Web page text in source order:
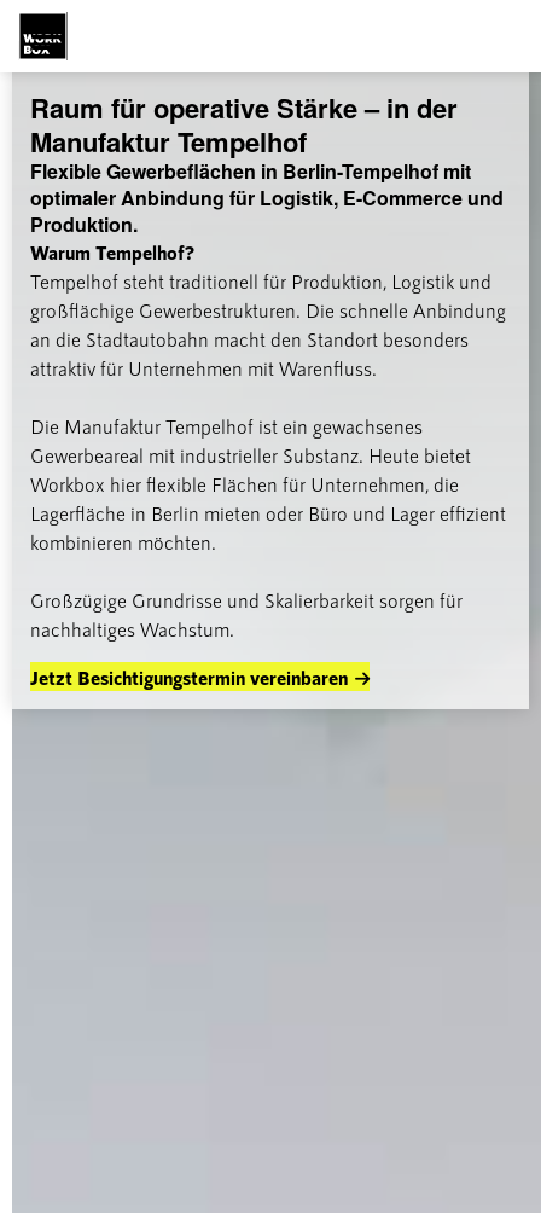

Raum für operative Stärke – in der
Manufaktur Tempelhof
Flexible Gewerbeflächen in Berlin-Tempelhof mit
optimaler Anbindung für Logistik, E-Commerce und
Produktion.
Warum Tempelhof?
Tempelhof steht traditionell für Produktion, Logistik und
großflächige Gewerbestrukturen. Die schnelle Anbindung
an die Stadtautobahn macht den Standort besonders
attraktiv für Unternehmen mit Warenfluss.
Die Manufaktur Tempelhof ist ein gewachsenes
Gewerbeareal mit industrieller Substanz. Heute bietet
Workbox hier flexible Flächen für Unternehmen, die
Lagerfläche in Berlin mieten oder Büro und Lager effizient
kombinieren möchten.
Großzügige Grundrisse und Skalierbarkeit sorgen für
nachhaltiges Wachstum.
Jetzt Besichtigungstermin vereinbaren 